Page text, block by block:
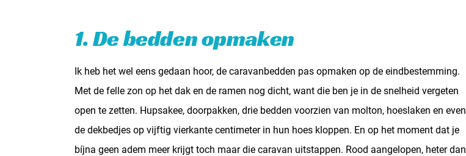
1. De bedden opmaken
Ik heb het wel eens gedaan hoor, de caravanbedden pas opmaken op de eindbestemming.
Met de felle zon op het dak en de ramen nog dicht, want die ben je in de snelheid vergeten
open te zetten. Hupsakee, doorpakken, drie bedden voorzien van molton, hoeslaken en even
de dekbedjes op vijftig vierkante centimeter in hun hoes kloppen. En op het moment dat je
bíjna geen adem meer krijgt toch maar die caravan uitstappen. Rood aangelopen, heter dan